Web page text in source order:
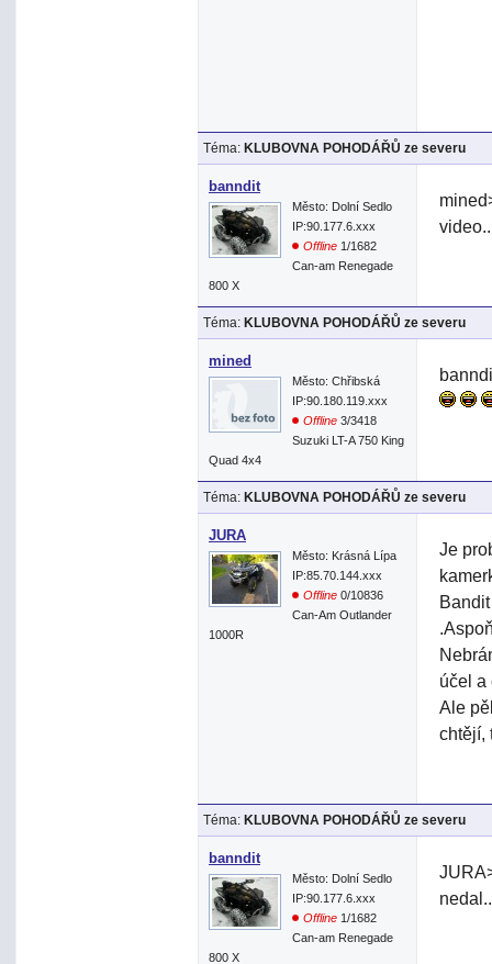
Téma: KLUBOVNA POHODÁŘŮ ze severu
banndit
Město: Dolní Sedlo
IP:90.177.6.xxx
Offline 1/1682
Can-am Renegade
800 X
Téma: KLUBOVNA POHODÁŘŮ ze severu
mined
Město: Chřibská
IP:90.180.119.xxx
Offline 3/3418
Suzuki LT-A 750 King
Quad 4x4
Téma: KLUBOVNA POHODÁŘŮ ze severu
JURA
Město: Krásná Lípa
IP:85.70.144.xxx
Offline 0/10836
Can-Am Outlander
1000R
Je
účel a
Ale
chtějí,
Téma: KLUBOVNA POHODÁŘŮ ze severu
banndit
Město: Dolní Sedlo
IP:90.177.6.xxx
Offline 1/1682
Can-am Renegade
800 X